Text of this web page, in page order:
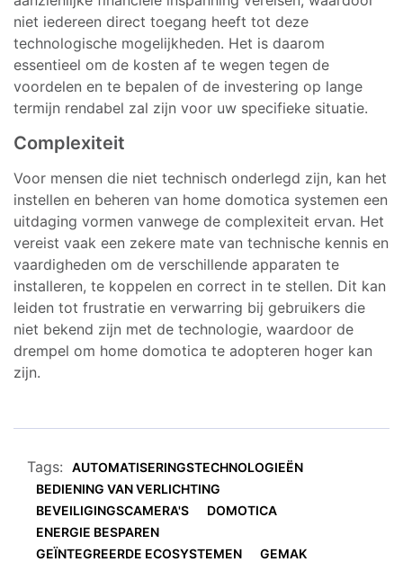
niet iedereen direct toegang heeft tot deze
technologische mogelijkheden. Het is daarom
essentieel om de kosten af te wegen tegen de
voordelen en te bepalen of de investering op lange
termijn rendabel zal zijn voor uw specifieke situatie.
Complexiteit
Voor mensen die niet technisch onderlegd zijn, kan het
instellen en beheren van home domotica systemen een
uitdaging vormen vanwege de complexiteit ervan. Het
vereist vaak een zekere mate van technische kennis en
vaardigheden om de verschillende apparaten te
installeren, te koppelen en correct in te stellen. Dit kan
leiden tot frustratie en verwarring bij gebruikers die
niet bekend zijn met de technologie, waardoor de
drempel om home domotica te adopteren hoger kan
zijn.
Tags:
AUTOMATISERINGSTECHNOLOGIEËN
BEDIENING VAN VERLICHTING
BEVEILIGINGSCAMERA'S
DOMOTICA
ENERGIE BESPAREN
GEÏNTEGREERDE ECOSYSTEMEN
GEMAK